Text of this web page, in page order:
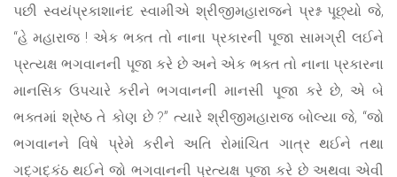
પછી સ્વયંપ્રકાશાનંદ સ્વામીએ શ્રીજીમહારાજને પ્રશ્ન પૂછ્યો જે,
“હે મહારાજ ! એક ભક્ત તો નાના પ્રકારની પૂજા સામગ્રી લઈને
પ્રત્યક્ષ ભગવાનની પૂજા કરે છે અને એક ભક્ત તો નાના પ્રકારના
માનસિક ઉપચારે કરીને ભગવાનની માનસી પૂજા કરે છે, એ બે
ભક્તમાં શ્રેષ્ઠ તે કોણ છે ?” ત્યારે શ્રીજીમહારાજ બોલ્યા જે, “જો
ભગવાનને વિષે પ્રેમે કરીને અતિ રોમાંચિત ગાત્ર થઈને તથા
ગદ્ગદ્કંઠ થઈને જો ભગવાનની પ્રત્યક્ષ પૂજા કરે છે અથવા એવી